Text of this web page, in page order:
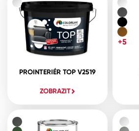
PROINTERIÉR TOP V2519
ZOBRAZIT
+5